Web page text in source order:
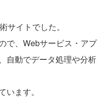
サイトでした。
で、Webサービス・アプ
自動でデータ処理や分析
ます。